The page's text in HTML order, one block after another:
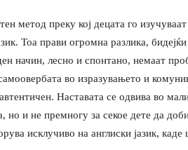
метод преку кој децата го изучуваат
Тоа прави огромна разлика,
начин, лесно и спонтано, немаат
во изразувањето и
Наставата се одвива во
но и не премногу за секое дете да
исклучиво на англиски јазик,